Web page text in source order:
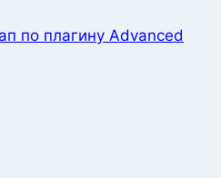
по плагину Advanced